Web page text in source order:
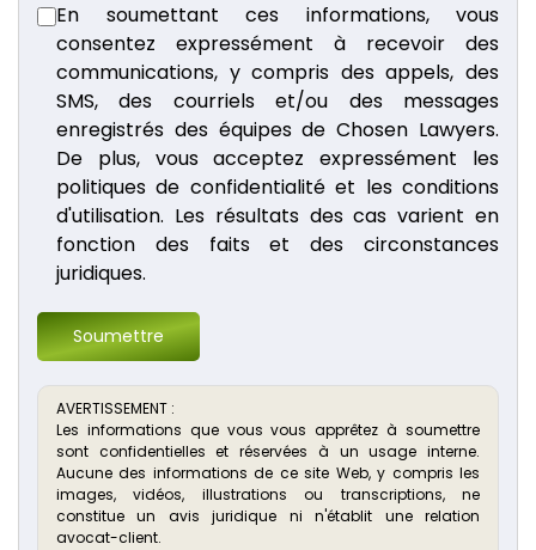
En soumettant ces informations, vous
consentez expressément à recevoir des
communications, y compris des appels, des
SMS, des courriels et/ou des messages
enregistrés des équipes de Chosen Lawyers.
De plus, vous acceptez expressément les
politiques de confidentialité et les conditions
d'utilisation. Les résultats des cas varient en
fonction des faits et des circonstances
juridiques.
Soumettre
AVERTISSEMENT :
Les informations que vous vous apprêtez à soumettre
sont confidentielles et réservées à un usage interne.
Aucune des informations de ce site Web, y compris les
images, vidéos, illustrations ou transcriptions, ne
constitue un avis juridique ni n'établit une relation
avocat-client.